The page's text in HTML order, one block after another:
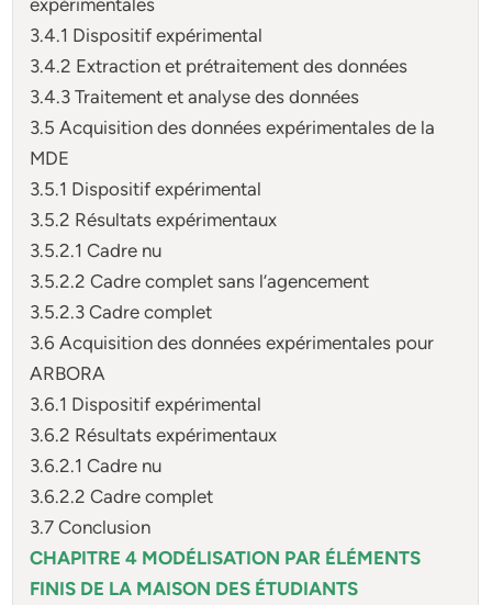
3.4.1 Dispositif expérimental
3.4.2 Extraction et prétraitement des données
3.4.3 Traitement et analyse des données
3.5 Acquisition des données expérimentales de la
MDE
3.5.1 Dispositif expérimental
3.5.2 Résultats expérimentaux
3.5.2.1 Cadre nu
3.5.2.2 Cadre complet sans l’agencement
3.5.2.3 Cadre complet
3.6 Acquisition des données expérimentales pour
ARBORA
3.6.1 Dispositif expérimental
3.6.2 Résultats expérimentaux
3.6.2.1 Cadre nu
3.6.2.2 Cadre complet
3.7 Conclusion
CHAPITRE 4 MODÉLISATION PAR ÉLÉMENTS
FINIS DE LA MAISON DES ÉTUDIANTS